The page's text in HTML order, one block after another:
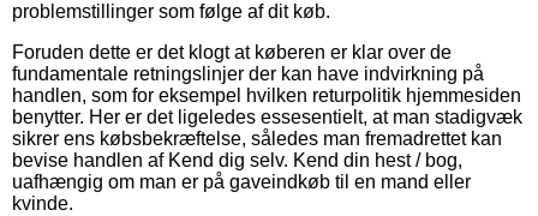
problemstillinger som følge af dit køb.
Foruden dette er det klogt at køberen er klar over de
fundamentale retningslinjer der kan have indvirkning på
handlen, som for eksempel hvilken returpolitik hjemmesiden
benytter. Her er det ligeledes essesentielt, at man stadigvæk
sikrer ens købsbekræftelse, således man fremadrettet kan
bevise handlen af Kend dig selv. Kend din hest / bog,
uafhængig om man er på gaveindkøb til en mand eller
kvinde.